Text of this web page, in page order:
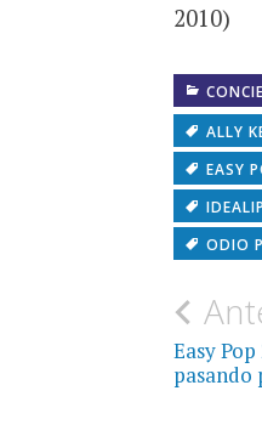
2010)
ALLY
EASY
ODIO
de
Easy
pasando